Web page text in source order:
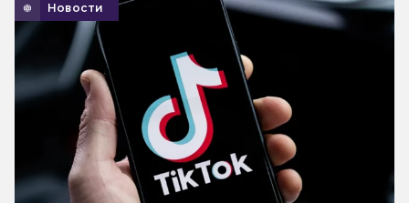
Новости